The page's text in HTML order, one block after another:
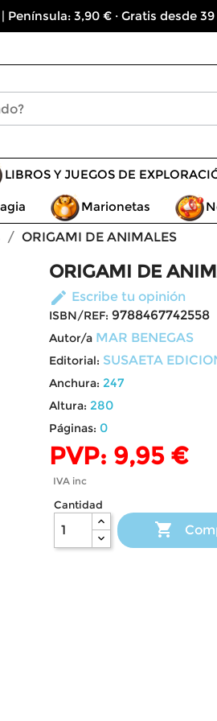
Península: 3,90 € · Gratis desde
LIBROS Y JUEGOS DE
Marionetas
ORIGAMI DE ANIMALES
ORIGAMI DE
edit Escribe tu opinión
ISBN/REF: 9788467742558
Autor/a MAR BENEGAS
Editorial: SUSAETA
Anchura: 247
Altura: 280
Páginas: 0
PVP: 9,95 €
IVA inc
Cantidad
